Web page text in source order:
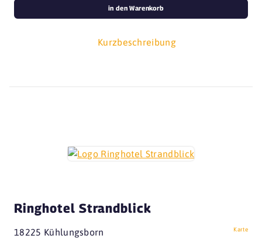
Kurzbeschreibung
in den Warenkorb
Ringhotel Strandblick
18225 Kühlungsborn Karte